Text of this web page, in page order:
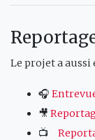
Le projet a aussi
🎧
🎥
📺